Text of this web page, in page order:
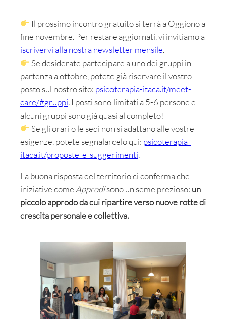
Il prossimo incontro gratuito si terrà a Oggiono a
fine novembre. Per restare aggiornati, vi invitiamo a
iscrivervi alla nostra newsletter mensile.
Se desiderate partecipare a uno dei gruppi in
partenza a ottobre, potete già riservare il vostro
posto sul nostro sito: psicoterapia-itaca.it/meet-
care/#gruppi. I posti sono limitati a 5-6 persone e
alcuni gruppi sono già quasi al completo!
Se gli orari o le sedi non si adattano alle vostre
esigenze, potete segnalarcelo qui: psicoterapia-
itaca.it/proposte-e-suggerimenti.
La buona risposta del territorio ci conferma che
iniziative come Approdisono un seme prezioso: un
piccolo approdo da cui ripartire verso nuove rotte di
crescita personale e collettiva.